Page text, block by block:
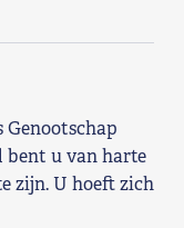
bent u van harte
zijn. U hoeft zich